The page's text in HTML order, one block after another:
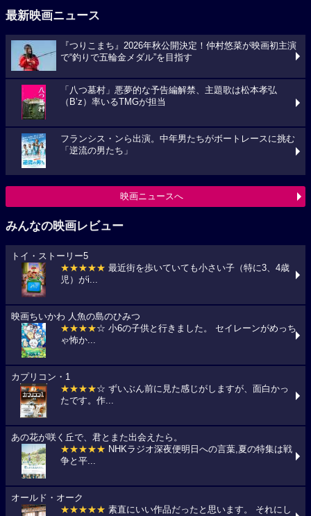
最新映画ニュース
『つりこまち』2026年秋公開決定！仲村悠菜が映画初主演
で“釣りで五輪金メダル”を目指す
「八つ墓村」悪夢的な予告編解禁、主題歌は松本孝弘
（B’z）率いるTMGが担当
フランシス・ンら出演。中年男たちがボートレースに挑む
「逆流の男たち」
映画ニュースへ
みんなの映画レビュー
トイ・ストーリー5
★★★★★ 最近街を歩いていても小さい子（特に3、4歳
児）がi...
映画ちいかわ 人魚の島のひみつ
★★★★☆ 小6の子供と行きました。 セイレーンがめっち
ゃ怖か...
カプリコン・1
★★★★☆ ずいぶん前に見た感じがしますが、面白かっ
たです。作...
あの花が咲く丘で、君とまた出会えたら。
★★★★★ NHKラジオ深夜便明日への言葉,夏の特集は戦
争と平...
オールド・オーク
★★★★★ 素直にいい作品だったと思います。 それにし